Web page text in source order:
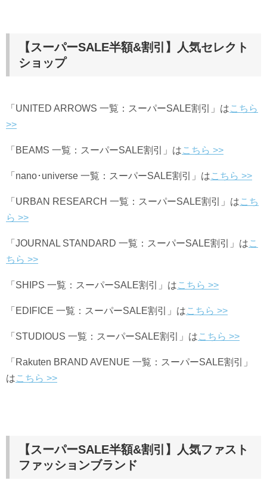
【スーパーSALE半額&割引】人気セレクト
ショップ
「UNITED ARROWS 一覧：スーパーSALE割引」はこちら
>>
「BEAMS 一覧：スーパーSALE割引」はこちら >>
「nano･universe 一覧：スーパーSALE割引」はこちら >>
「URBAN RESEARCH 一覧：スーパーSALE割引」はこち
ら >>
「JOURNAL STANDARD 一覧：スーパーSALE割引」はこ
ちら >>
「SHIPS 一覧：スーパーSALE割引」はこちら >>
「EDIFICE 一覧：スーパーSALE割引」はこちら >>
「STUDIOUS 一覧：スーパーSALE割引」はこちら >>
「Rakuten BRAND AVENUE 一覧：スーパーSALE割引」
はこちら >>
【スーパーSALE半額&割引】人気ファスト
ファッションブランド